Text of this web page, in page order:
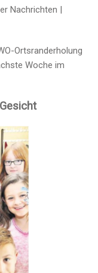
Nachrichten |
Ortsranderholung
Woche im